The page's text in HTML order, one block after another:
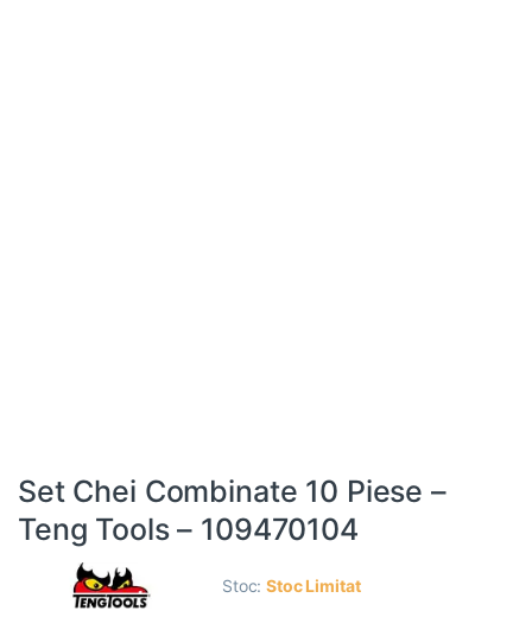
Set Chei Combinate 10 Piese –
Teng Tools – 109470104
Stoc:Stoc Limitat